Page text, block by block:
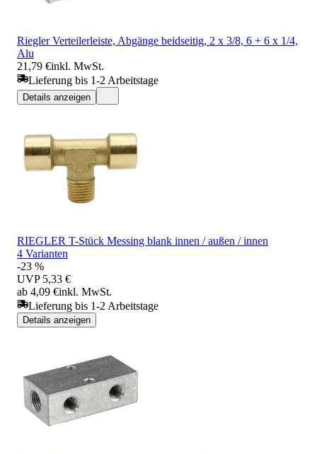
Riegler Verteilerleiste, Abgänge beidseitig, 2 x 3/8, 6 + 6 x 1/4,
Alu
21,79 €inkl. MwSt.
Lieferung bis 1-2 Arbeitstage
Details anzeigen
RIEGLER T-Stück Messing blank innen / außen / innen
4 Varianten
-23 %
UVP 5,33 €
ab 4,09 €inkl. MwSt.
Lieferung bis 1-2 Arbeitstage
Details anzeigen